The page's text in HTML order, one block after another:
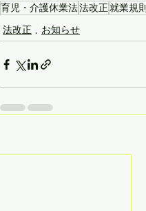
育児・介護休業法法改正就業規則
法改正 お知らせ